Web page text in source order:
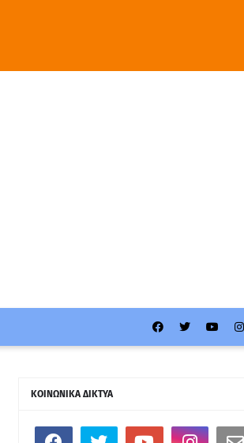
ΚΟΙΝΩΝΙΚΑ ΔΙΚΤΥΑ